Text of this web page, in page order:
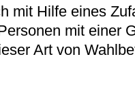
mit Hilfe eines
mit einer
Art von